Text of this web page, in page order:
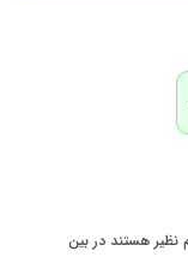
نظیر هستند در بین